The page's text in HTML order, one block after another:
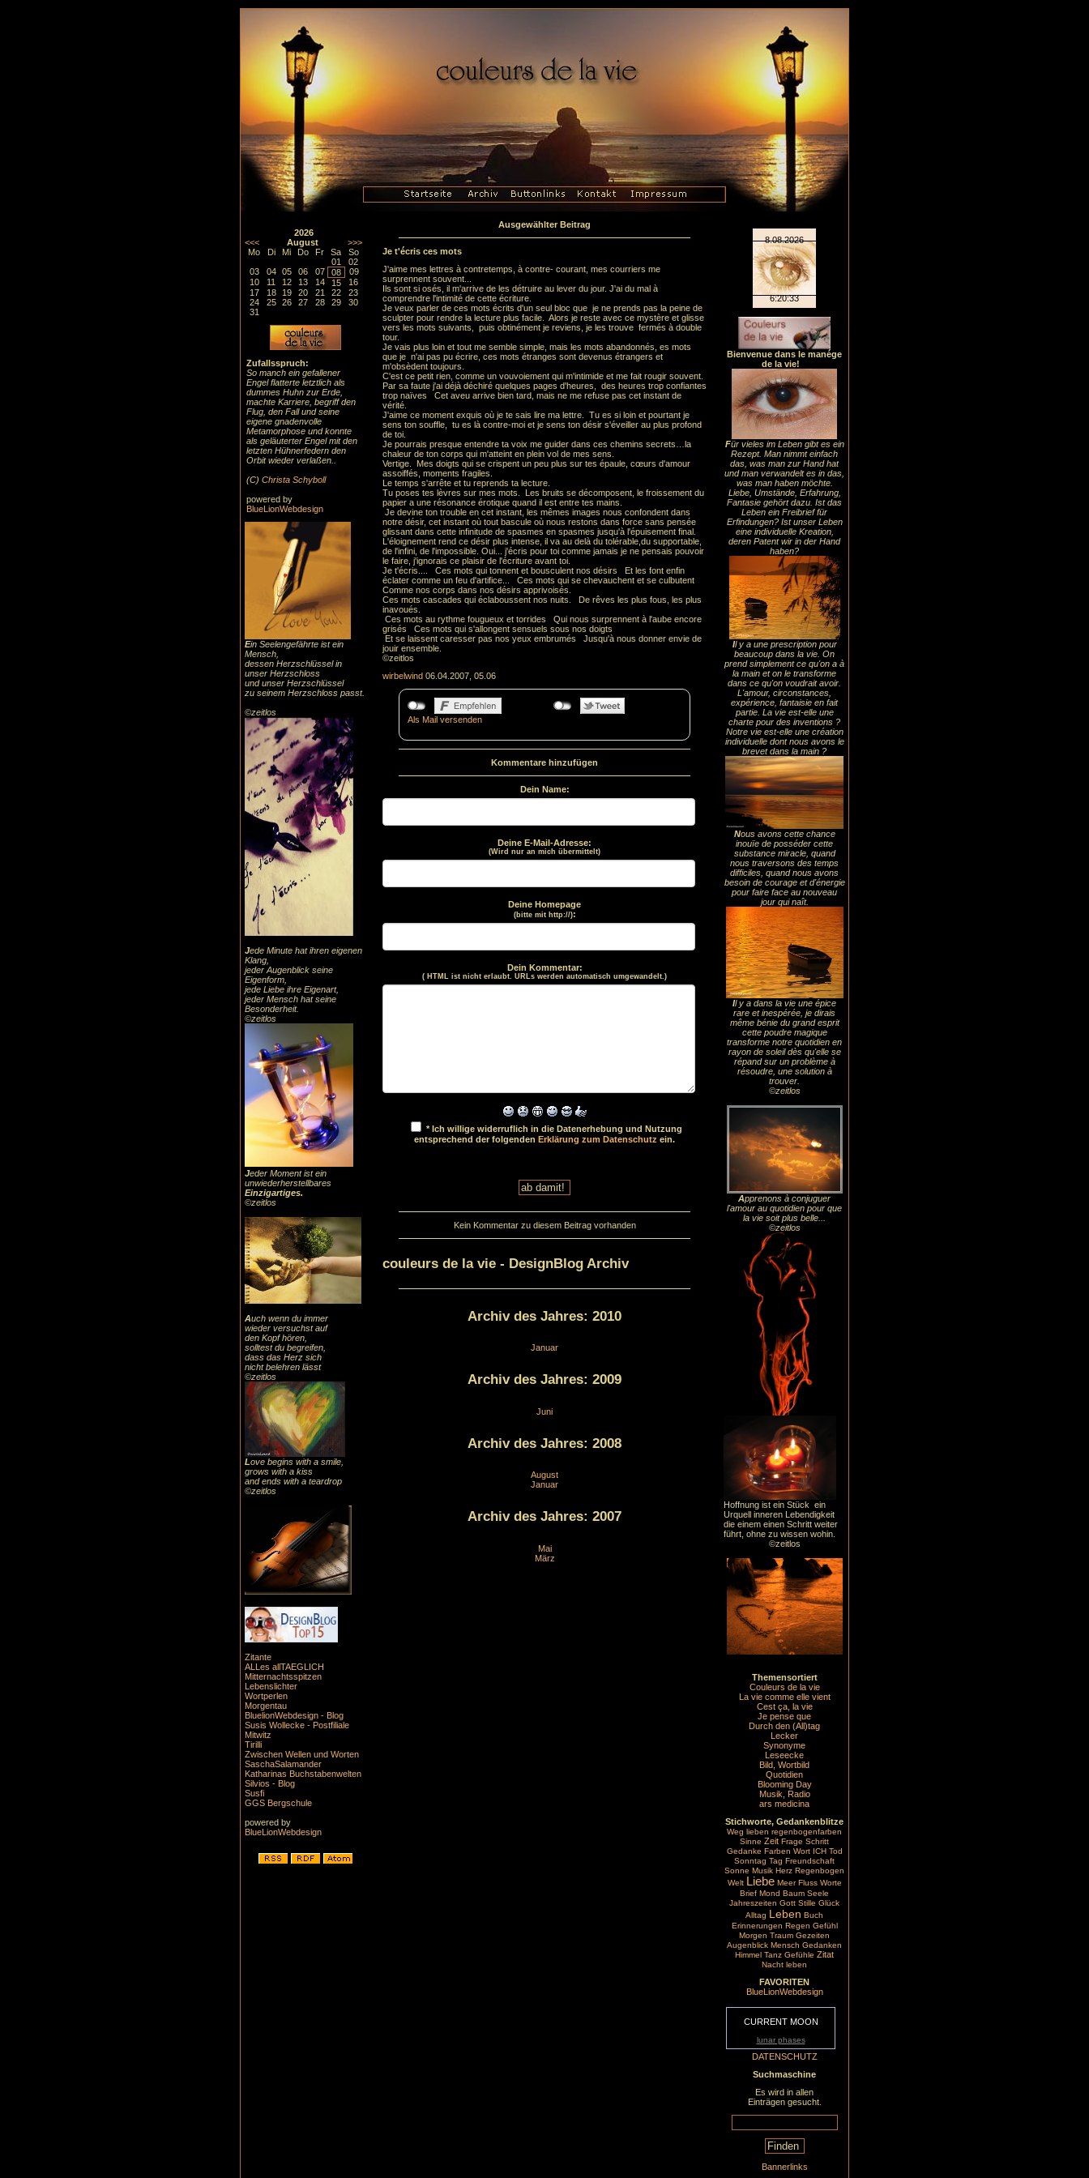
2026
<<<
August
>>>
Mo
Di Mi Do Fr Sa
So
01
02
03
04 05 06 07 08
09
10
11 12 13 14 15
16
17
18 19 20 21 22
23
24
25 26 27 28 29
30
31
Zufallsspruch:
So manch ein gefallener
Engel flatterte letztlich als
dummes Huhn zur Erde,
machte Karriere, begriff den
Flug, den Fall und seine
eigene gnadenvolle
Metamorphose und konnte
als geläuterter Engel mit den
letzten Hühnerfedern den
Orbit wieder verlaßen..
(C) Christa Schyboll
powered by
BlueLionWebdesign
Ein Seelengefährte ist ein
Mensch,
dessen Herzschlüssel in
unser Herzschloss
und unser Herzschlüssel
zu seinem Herzschloss passt.
©zeitlos
Jede Minute hat ihren eigenen
Klang,
jeder Augenblick seine
Eigenform,
jede Liebe ihre Eigenart,
jeder Mensch hat seine
Besonderheit.
©zeitlos
Jeder Moment ist ein
unwiederherstellbares
Einzigartiges.
©zeitlos
Auch wenn du immer
wieder versuchst auf
den Kopf hören,
solltest du begreifen,
dass das Herz sich
nicht belehren lässt
©zeitlos
Love begins with a smile,
grows with a kiss
and ends with a teardrop
©zeitlos
Zitante
ALLes allTAEGLICH
Mitternachtsspitzen
Lebenslichter
Wortperlen
Morgentau
BluelionWebdesign - Blog
Susis Wollecke - Postfiliale
Mitwitz
Tirilli
Zwischen Wellen und Worten
SaschaSalamander
Katharinas Buchstabenwelten
Silvios - Blog
Susfi
GGS Bergschule
powered by
BlueLionWebdesign
Ausgewählter Beitrag
Je t'écris ces mots
J'aime mes lettres à contretemps, à contre- courant, mes courriers me
surprennent souvent...
Ils sont si osés, il m'arrive de les détruire au lever du jour. J'ai du mal à
comprendre l'intimité de cette écriture.
Je veux parler de ces mots écrits d'un seul bloc que je ne prends pas la peine de
sculpter pour rendre la lecture plus facile. Alors je reste avec ce mystère et glisse
vers les mots suivants, puis obtinément je reviens, je les trouve fermés à double
tour.
Je vais plus loin et tout me semble simple, mais les mots abandonnés, es mots
que je n'ai pas pu écrire, ces mots étranges sont devenus étrangers et
m'obsèdent toujours.
C'est ce petit rien, comme un vouvoiement qui m'intimide et me fait rougir souvent.
Par sa faute j'ai déjà déchiré quelques pages d'heures, des heures trop confiantes
trop naïves Cet aveu arrive bien tard, mais ne me refuse pas cet instant de
vérité.
J'aime ce moment exquis où je te sais lire ma lettre. Tu es si loin et pourtant je
sens ton souffle, tu es là contre-moi et je sens ton désir s'éveiller au plus profond
de toi.
Je pourrais presque entendre ta voix me guider dans ces chemins secrets…la
chaleur de ton corps qui m'atteint en plein vol de mes sens.
Vertige. Mes doigts qui se crispent un peu plus sur tes épaule, cœurs d'amour
assoiffés, moments fragiles.
Le temps s'arrête et tu reprends ta lecture.
Tu poses tes lèvres sur mes mots. Les bruits se décomposent, le froissement du
papier a une résonance érotique quand il est entre tes mains.
Je devine ton trouble en cet instant, les mêmes images nous confondent dans
notre désir, cet instant où tout bascule où nous restons dans force sans pensée
glissant dans cette infinitude de spasmes en spasmes jusqu'à l'épuisement final.
L'éloignement rend ce désir plus intense, il va au delà du tolérable,du supportable,
de l'infini, de l'impossible. Oui... j'écris pour toi comme jamais je ne pensais pouvoir
le faire, j'ignorais ce plaisir de l'écriture avant toi.
Je t'écris.... Ces mots qui tonnent et bousculent nos désirs Et les font enfin
éclater comme un feu d'artifice... Ces mots qui se chevauchent et se culbutent
Comme nos corps dans nos désirs apprivoisés.
Ces mots cascades qui éclaboussent nos nuits. De rêves les plus fous, les plus
inavoués.
Ces mots au rythme fougueux et torrides Qui nous surprennent à l'aube encore
grisés Ces mots qui s'allongent sensuels sous nos doigts
Et se laissent caresser pas nos yeux embrumés Jusqu'à nous donner envie de
jouir ensemble.
©zeitlos
wirbelwind 06.04.2007, 05.06
Als Mail versenden
Kommentare hinzufügen
Dein Name:
Deine E-Mail-Adresse:
(Wird nur an mich übermittelt)
Deine Homepage
(bitte mit http://):
Dein Kommentar:
( HTML ist nicht erlaubt. URLs werden automatisch umgewandelt.)
* Ich willige widerruflich in die Datenerhebung und Nutzung
entsprechend der folgenden Erklärung zum Datenschutz ein.
Kein Kommentar zu diesem Beitrag vorhanden
couleurs de la vie - DesignBlog Archiv
Archiv des Jahres: 2010
Januar
Archiv des Jahres: 2009
Juni
Archiv des Jahres: 2008
August
Januar
Archiv des Jahres: 2007
Mai
März
Bienvenue dans le manége
de la vie!
Für vieles im Leben gibt es ein
Rezept. Man nimmt einfach
das, was man zur Hand hat
und man verwandelt es in das,
was man haben möchte.
Liebe, Umstände, Erfahrung,
Fantasie gehört dazu. Ist das
Leben ein Freibrief für
Erfindungen? Ist unser Leben
eine individuelle Kreation,
deren Patent wir in der Hand
haben?
Il y a une prescription pour
beaucoup dans la vie. On
prend simplement ce qu'on a à
la main et on le transforme
dans ce qu'on voudrait avoir.
L'amour, circonstances,
expérience, fantaisie en fait
partie. La vie est-elle une
charte pour des inventions ?
Notre vie est-elle une création
individuelle dont nous avons le
brevet dans la main ?
Nous avons cette chance
inouïe de posséder cette
substance miracle, quand
nous traversons des temps
difficiles, quand nous avons
besoin de courage et d'énergie
pour faire face au nouveau
jour qui naît.
Il y a dans la vie une épice
rare et inespérée, je dirais
même bénie du grand esprit
cette poudre magique
transforme notre quotidien en
rayon de soleil dès qu'elle se
répand sur un problème à
résoudre, une solution à
trouver.
©zeitlos
Apprenons à conjuguer
l'amour au quotidien pour que
la vie soit plus belle...
©zeitlos
Hoffnung ist ein Stück ein
Urquell inneren Lebendigkeit
die einem einen Schritt weiter
führt, ohne zu wissen wohin.
©zeitlos
Themensortiert
Couleurs de la vie
La vie comme elle vient
Cest ça, la vie
Je pense que
Durch den (All)tag
Lecker
Synonyme
Leseecke
Bild, Wortbild
Quotidien
Blooming Day
Musik, Radio
ars medicina
Stichworte, Gedankenblitze
Weg lieben regenbogenfarben
Sinne Zeit Frage Schritt
Gedanke Farben Wort ICH Tod
Sonntag Tag Freundschaft
Sonne Musik Herz Regenbogen
Welt Liebe Meer Fluss Worte
Brief Mond Baum Seele
Jahreszeiten Gott Stille Glück
Alltag Leben Buch
Erinnerungen Regen Gefühl
Morgen Traum Gezeiten
Augenblick Mensch Gedanken
Himmel Tanz Gefühle Zitat
Nacht leben
FAVORITEN
BlueLionWebdesign
CURRENT MOON
lunar phases
DATENSCHUTZ
Suchmaschine
Es wird in allen
Einträgen gesucht.
Bannerlinks